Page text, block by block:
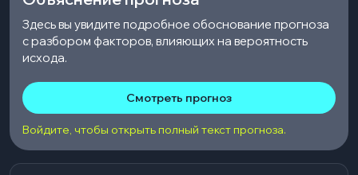
Здесь вы увидите подробное обоснование прогноза
с разбором факторов, влияющих на вероятность
исхода.
Смотреть прогноз
Войдите, чтобы открыть полный текст прогноза.